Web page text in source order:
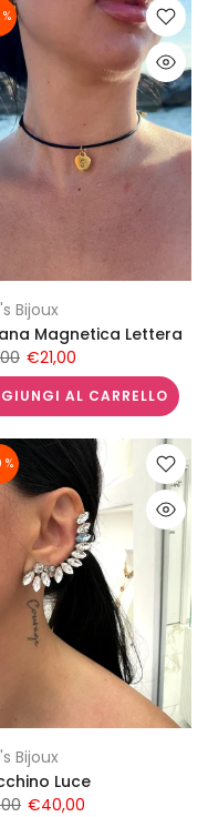
Bijoux
Magnetica Lettera
€21,00
AL CARRELLO
Bijoux
Luce
€40,00